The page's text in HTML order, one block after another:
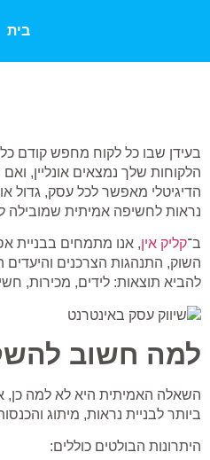
בית
בעידן שבו כל לקוח מחפש קודם כל
הלקוחות שלך נמצאים אונליין,
הדיגיטלי מאפשר לכל עסק, גדול
נראות לחשיפה אמיתית שמובילה
ב־קליק אין, אנו מתמחים בבניית
השוק, התנהגות הצרכנים והיעדים
להביא תוצאות: לידים, מכירות,
למה חשוב
השאלה האמיתית היא לא למה כן,
ביותר לבניית נראות, מיתוג
היתרונות הבולטים כוללים: